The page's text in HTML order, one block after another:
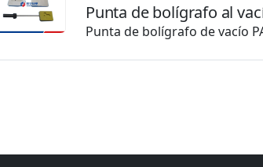
Punta de bolígrafo al
Punta de bolígrafo de vacío